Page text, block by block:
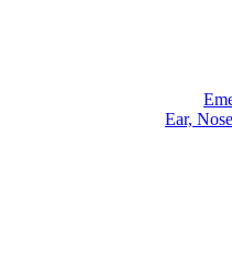
Ear,